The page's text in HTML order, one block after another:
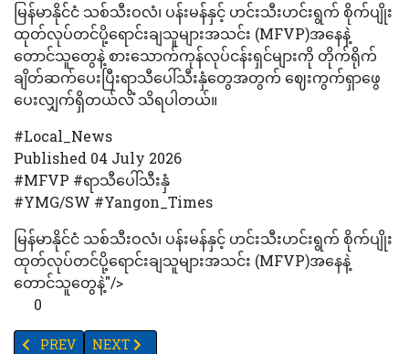
မြန်မာနိုင်ငံ သစ်သီးဝလံ၊ ပန်းမန်နှင့် ဟင်းသီးဟင်းရွက် စိုက်ပျိုး
ထုတ်လုပ်တင်ပို့ရောင်းချသူများအသင်း (MFVP)အနေနဲ့
တောင်သူတွေနဲ့ စားသောက်ကုန်လုပ်ငန်းရှင်များကို တိုက်ရိုက်
ချိတ်ဆက်ပေးပြီးရာသီပေါ်သီးနှံတွေအတွက် ဈေးကွက်ရှာဖွေ
ပေးလျှက်ရှိတယ်လိံ သိရပါတယ်။
#Local_News
Published 04 July 2026
#MFVP #ရာသီပေါ်သီးနှံ
#YMG/SW #Yangon_Times
မြန်မာနိုင်ငံ သစ်သီးဝလံ၊ ပန်းမန်နှင့် ဟင်းသီးဟင်းရွက် စိုက်ပျိုး
ထုတ်လုပ်တင်ပို့ရောင်းချသူများအသင်း (MFVP)အနေနဲ့
တောင်သူတွေနဲ့"/>
0
PREVIOUS ARTICLE: “မျိုးဥအိမ် ရေအိတ်တည်ခြင်းရောဂါ”
PREV NEXT ARTICLE: စက်သုံးဆီတစ်လီတာ (၂၅၀)ကျပ်က
NEXT